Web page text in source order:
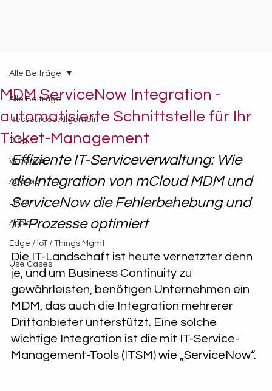
Alle Beiträge
Ressources Allgemein
Blog
Windows
Android
Linux
Apple
Edge / IoT / Things Mgmt
Use Cases
Alle Beiträge
MDM ServiceNow Integration -
automatisierte Schnittstelle für Ihr
Ticket-Management
Effiziente IT-Serviceverwaltung: Wie
die Integration von mCloud MDM und
ServiceNow die Fehlerbehebung und
IT-Prozesse optimiert
Die IT-Landschaft ist heute vernetzter denn
je, und um Business Continuity zu
gewährleisten, benötigen Unternehmen ein
MDM, das auch die Integration mehrerer
Drittanbieter unterstützt. Eine solche
wichtige Integration ist die mit IT-Service-
Management-Tools (ITSM) wie „ServiceNow“.